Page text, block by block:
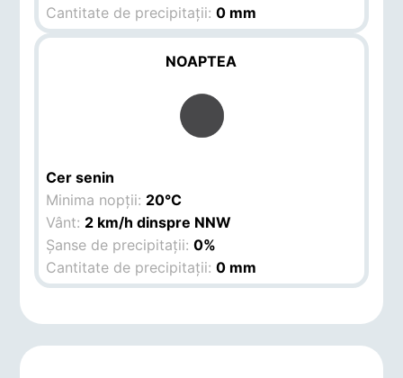
Cantitate de precipitații:0 mm
NOAPTEA
Cer senin
Minima nopții: 20°C
Vânt: 2 km/h dinspre NNW
Șanse de precipitații:0%
Cantitate de precipitații:0 mm